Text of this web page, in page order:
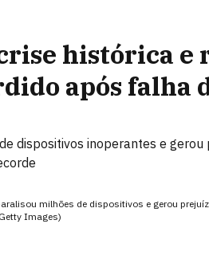
histórica e
após falha
dispositivos inoperantes e
milhões de dispositivos e gerou
Images)